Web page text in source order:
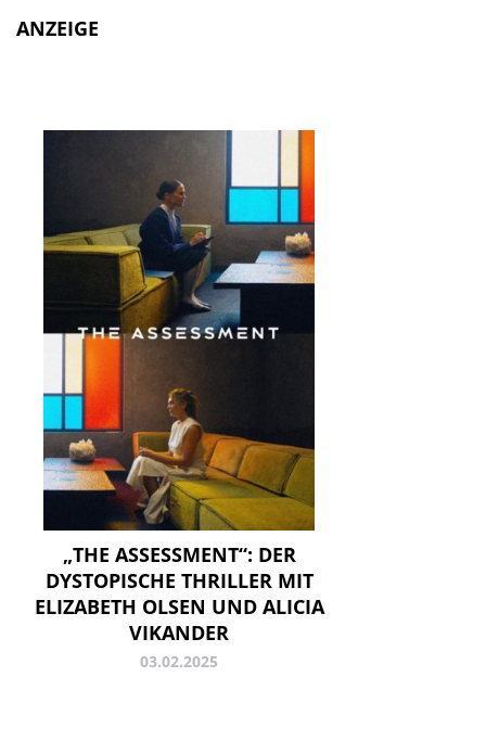
ANZEIGE
„THE ASSESSMENT“: DER
DYSTOPISCHE THRILLER MIT
ELIZABETH OLSEN UND ALICIA
VIKANDER
03.02.2025